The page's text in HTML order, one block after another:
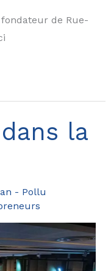
de Rue-
la
- Pollu